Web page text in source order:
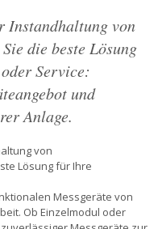
Instandhaltung von
die beste Lösung
Service:
und
Anlage.
von
Lösung für Ihre
Messgeräte von
Ob Einzelmodul oder